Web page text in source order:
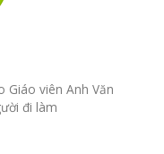
Giáo viên Anh Văn
đi làm